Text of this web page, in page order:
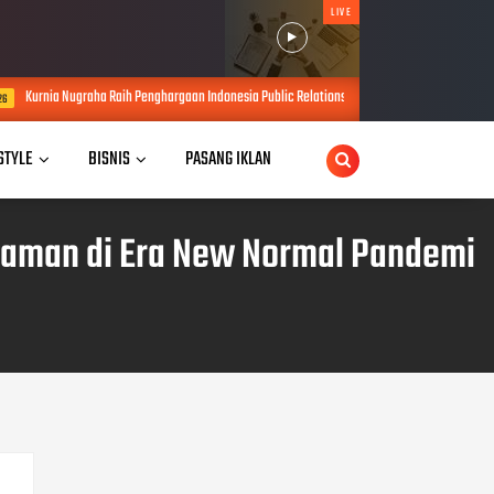
LIVE
Penghargaan Indonesia Public Relations Top Leader 2026
BISNIS PASANG IKLAN
di Era New Normal Pandemi